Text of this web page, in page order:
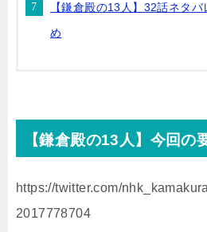
【鎌倉殿の13人】32話ネタ
め
【鎌倉殿の13人】今回の
https://twitter.com/
2017778704